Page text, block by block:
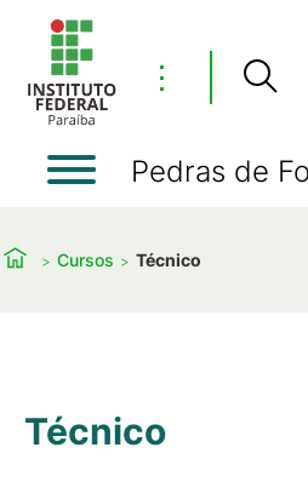
⋮
Pedras de
Cursos Técnico
Técnico